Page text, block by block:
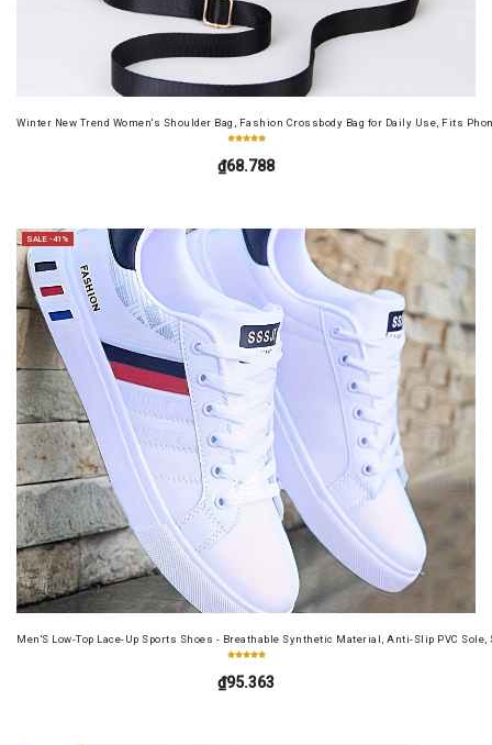
Winter New Trend Women's Shoulder Bag, Fashion Crossbody Bag for Daily Use, Fits
₫68.788
SALE -41%
Men'S Low-Top Lace-Up Sports Shoes - Breathable Synthetic Material, Anti-Slip PVC
₫95.363